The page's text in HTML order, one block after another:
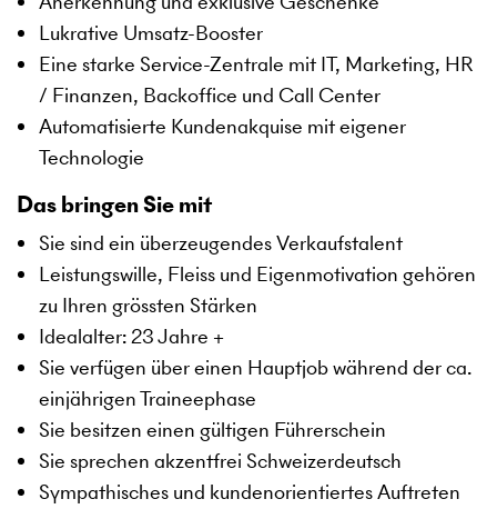
Lukrative Umsatz-Booster
Eine starke Service-Zentrale mit IT, Marketing, HR
/ Finanzen, Backoffice und Call Center
Automatisierte Kundenakquise mit eigener
Technologie
Das bringen Sie mit
Sie sind ein überzeugendes Verkaufstalent
Leistungswille, Fleiss und Eigenmotivation gehören
zu Ihren grössten Stärken
Idealalter: 23 Jahre +
Sie verfügen über einen Hauptjob während der ca.
einjährigen Traineephase
Sie besitzen einen gültigen Führerschein
Sie sprechen akzentfrei Schweizerdeutsch
Sympathisches und kundenorientiertes Auftreten